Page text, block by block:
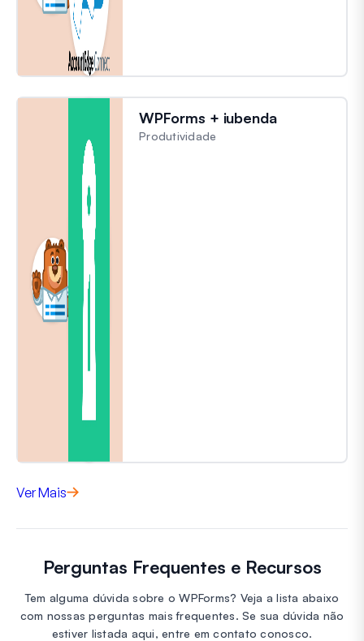
WPForms + iubenda
Produtividade
Ver Mais
Perguntas Frequentes e Recursos
Tem alguma dúvida sobre o WPForms? Veja a lista abaixo
com nossas perguntas mais frequentes. Se sua dúvida não
estiver listada aqui, entre em contato conosco.